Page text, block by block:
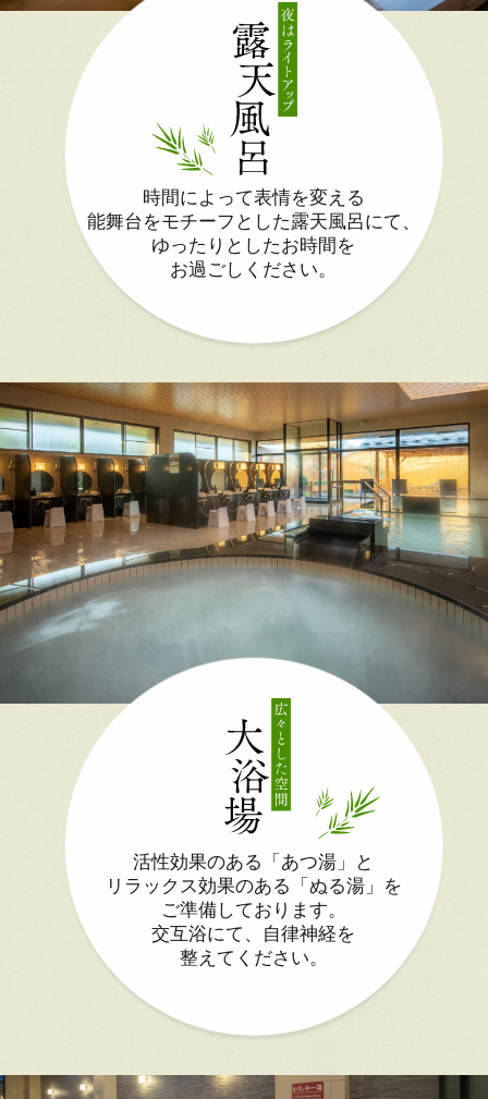
時間によって表情を変える
能舞台をモチーフとした露天風呂にて、
ゆったりとしたお時間を
お過ごしください。
活性効果のある「あつ湯」と
リラックス効果のある「ぬる湯」を
ご準備しております。
交互浴にて、自律神経を
整えてください。